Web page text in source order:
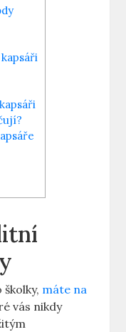
máte na
vás nikdy